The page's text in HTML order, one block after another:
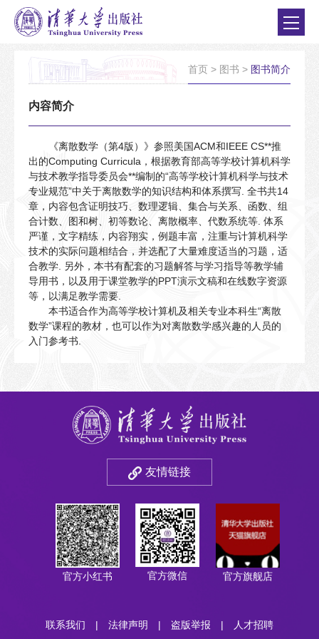
首页 > 图书 > 图书简介
内容简介
《离散数学（第4版）》参照美国ACM和IEEE CS**推
出的Computing Curricula，根据教育部高等学校计算机科学
与技术教学指导委员会**编制的“高等学校计算机科学与技术
专业规范”中关于离散数学的知识结构和体系撰写. 全书共14
章，内容包含证明技巧、数理逻辑、集合与关系、函数、组
合计数、图和树、初等数论、离散概率、代数系统等. 体系
严谨，文字精练，内容翔实，例题丰富，注重与计算机科学
技术的实际问题相结合，并选配了大量难度适当的习题，适
合教学. 另外，本书有配套的习题解答与学习指导等教学辅
导用书，以及用于课堂教学的PPT演示文稿和在线数字资源
等，以满足教学需要.
本书适合作为高等学校计算机及相关专业本科生“离散
数学”课程的教材，也可以作为对离散数学感兴趣的人员的
入门参考书.
友情链接
官方小红书 官方微信 官方旗舰店
联系我们 | 法律声明 | 盗版举报 | 人才招聘